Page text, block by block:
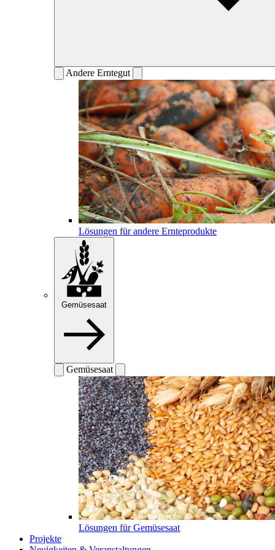
Andere Erntegut
Lösungen für andere Ernteprodukte
Gemüsesaat
Gemüsesaat
Lösungen für Gemüsesaat
Projekte